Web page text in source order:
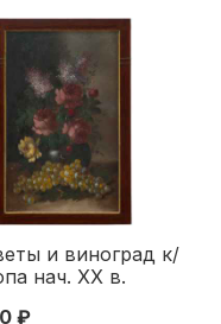
и виноград к/
нач. ХХ в.
₽